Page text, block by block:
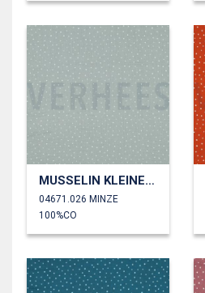
MUSSELIN KLEINE PUNKTE
04671.026 MINZE
100%CO